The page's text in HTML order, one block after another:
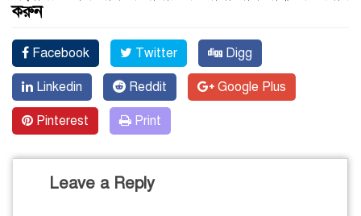
করুন
Facebook Twitter Digg
Linkedin Reddit Google Plus
Pinterest Print
Leave a Reply